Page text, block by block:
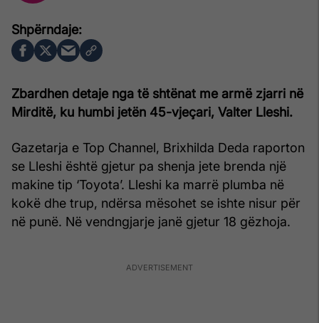
Zbardhen detaje nga të shtënat me armë zjarri në
Mirditë, ku humbi jetën 45-vjeçari, Valter Lleshi.
Gazetarja e Top Channel, Brixhilda Deda raporton
se Lleshi është gjetur pa shenja jete brenda një
makine tip ‘Toyota’. Lleshi ka marrë plumba në
kokë dhe trup, ndërsa mësohet se ishte nisur për
në punë. Në vendngjarje janë gjetur 18 gëzhoja.